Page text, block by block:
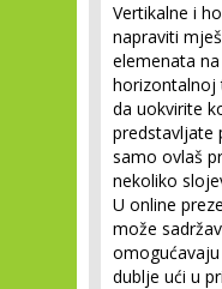
Vertikalne i
napraviti
elemenata
horizontalnoj
da uokvirite
predstavljate
samo ovlaš
nekoliko
U online
može
dublje ući u